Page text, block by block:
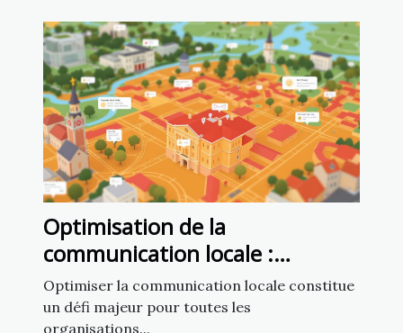
Optimisation de la
communication locale :
exploiter un fichier d’emails de
mairies
Optimiser la communication locale constitue
un défi majeur pour toutes les
organisations...